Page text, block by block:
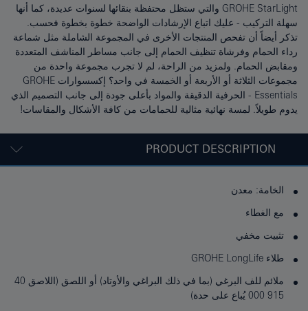
GROHE StarLight والتي ستظل محتفظة بنقائها لسنوات عديدة، كما أنها
سهلة التركيب - عليك اتباع الإرشادات الواضحة خطوة بخطوة فحسب.
تذكر أيضاً أن تفحص المنتجات الأخرى في المجموعة الشاملة مثل شماعة
رداء الحمام وفرشاة تنظيف الحمام إلى جانب مساطر المناشف المتعددة
ومقابض الحمام. ولمزيد من الراحة، لم لا تجرب مجموعة واحدة من
مجموعات الثلاثة أو الأربعة أو الخمسة في واحد؟ إكسسوارات GROHE
Essentials - الحرفية الدقيقة والمواد بأعلى جودة إلى جانب التصميم الذي
يدوم طويلاً. لمسة نهائية مثالية للحمامات من كافة الأشكال والمقاسات!
PRODUCT DESCRIPTION
الخامة: معدن
مع الغطاء
تثبيت مخفي
طلاء GROHE LongLife
ملائم للف البرغي (بما في ذلك البراغي والأوتاد) أو اللصق (اللاصق 40
915 000 يُباع على حدة)